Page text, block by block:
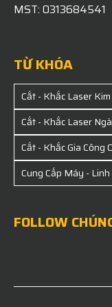
MST: 0313684541
TỪ KHÓA
Cắt - Khắc Laser
Cắt - Khắc Laser
Cắt - Khắc Gia Công
Cung Cấp Máy -
FOLLOW